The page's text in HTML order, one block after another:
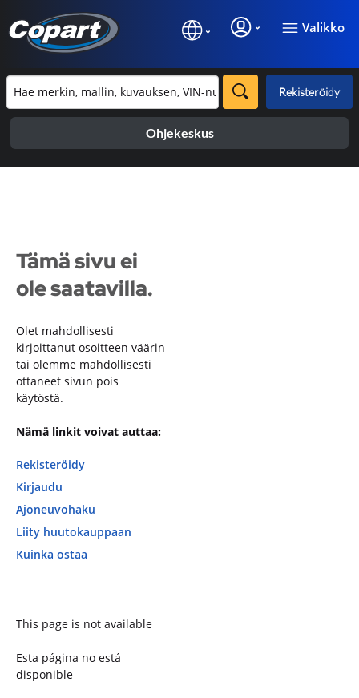
Valikko
Rekisteröidy
Ohjekeskus
Tämä sivu ei
ole saatavilla.
Olet mahdollisesti
kirjoittanut osoitteen väärin
tai olemme mahdollisesti
ottaneet sivun pois
käytöstä.
Nämä linkit voivat auttaa:
Rekisteröidy
Kirjaudu
Ajoneuvohaku
Liity huutokauppaan
Kuinka ostaa
This page is not available
Esta página no está
disponible